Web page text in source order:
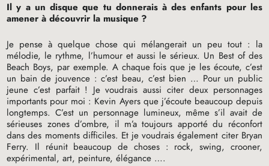
Il y a un disque que tu donnerais à des enfants pour les
amener à découvrir la musique ?
Je pense à quelque chose qui mélangerait un peu tout : la
mélodie, le rythme, l’humour et aussi le sérieux. Un Best of des
Beach Boys, par exemple. A chaque fois que je les écoute, c’est
un bain de jouvence : c’est beau, c’est bien … Pour un public
jeune c’est parfait ! Je voudrais aussi citer deux personnages
importants pour moi : Kevin Ayers que j’écoute beaucoup depuis
longtemps. C’est un personnage lumineux, même s’il avait de
sérieuses zones d’ombre, il m’a toujours apporté du réconfort
dans des moments difficiles. Et je voudrais également citer Bryan
Ferry. Il réunit beaucoup de choses : rock, swing, crooner,
expérimental, art, peinture, élégance ….